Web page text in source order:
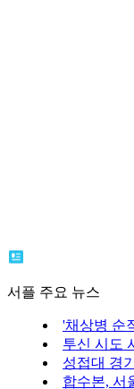
서플 주요 뉴스
'채상병 순
투신 시도
성접대 경
합수본, 서